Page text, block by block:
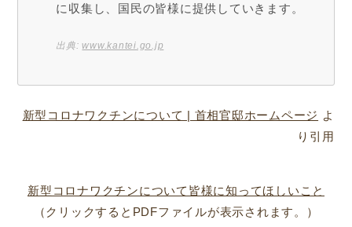
に収集し、国民の皆様に提供していきます。
出典:www.kantei.go.jp
新型コロナワクチンについて | 首相官邸ホームページ よ
り引用
新型コロナワクチンについて皆様に知ってほしいこと
（クリックするとPDFファイルが表示されます。）